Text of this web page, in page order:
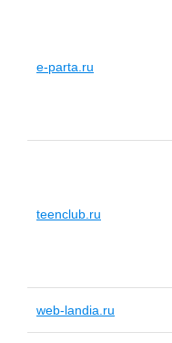
e-parta.ru
teenclub.ru
web-landia.ru